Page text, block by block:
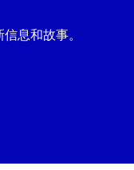
息和故事。